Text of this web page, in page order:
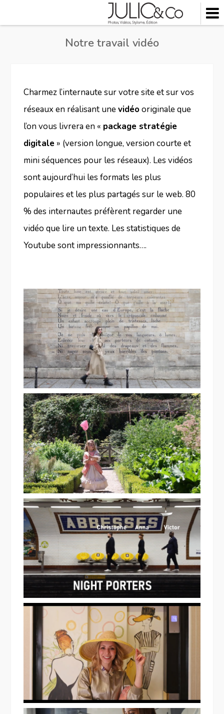
content
Notre travail vidéo
Charmez l’internaute sur votre site et sur vos
réseaux en réalisant unevidéooriginale que
l’on vous livrera en « package stratégie
digitale » (version longue, version courte et
mini séquences pour les réseaux). Les vidéos
sont aujourd’hui les formats les plus
populaires et les plus partagés sur le web. 80
% des internautes préfèrent regarder une
vidéo que lire un texte. Les statistiques de
Youtube sont impressionnants….